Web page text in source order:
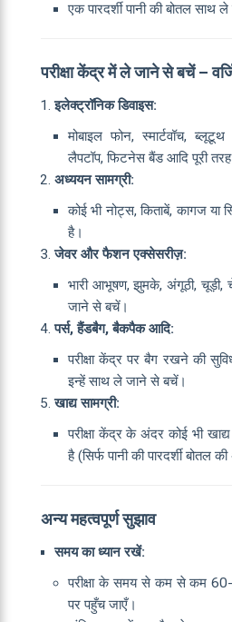
एक पारदर्शी पानी की बोतल साथ
परीक्षा केंद्र में ले जाने से बचें –
इलेक्ट्रॉनिक डिवाइस:
मोबाइल फोन, स्मार्टवॉच,
लैपटॉप, फिटनेस बैंड आदि पूरी तरह
अध्ययन सामग्री:
कोई भी नोट्स, किताबें, कागज या
है।
जेवर और फैशन एक्सेसरीज़:
भारी आभूषण, झुमके, अंगूठी, चूड़ी,
जाने से बचें।
पर्स, हैंडबैग, बैकपैक आदि:
परीक्षा केंद्र पर बैग रखने की
इन्हें साथ ले जाने से बचें।
खाद्य सामग्री:
परीक्षा केंद्र के अंदर कोई भी
है (सिर्फ पानी की पारदर्शी बोतल
अन्य महत्वपूर्ण सुझाव
समय का ध्यान रखें:
परीक्षा के समय से कम से कम 60-
पर पहुँच जाएँ।